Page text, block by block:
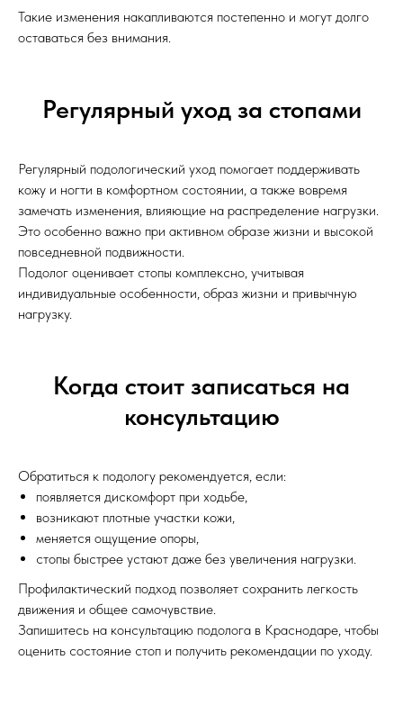
Такие изменения накапливаются постепенно и могут долго
оставаться без внимания.
Регулярный уход за стопами
Регулярный подологический уход помогает поддерживать
кожу и ногти в комфортном состоянии, а также вовремя
замечать изменения, влияющие на распределение нагрузки.
Это особенно важно при активном образе жизни и высокой
повседневной подвижности.
Подолог оценивает стопы комплексно, учитывая
индивидуальные особенности, образ жизни и привычную
нагрузку.
Когда стоит записаться на
консультацию
Обратиться к подологу рекомендуется, если:
появляется дискомфорт при ходьбе,
возникают плотные участки кожи,
меняется ощущение опоры,
стопы быстрее устают даже без увеличения нагрузки.
Профилактический подход позволяет сохранить легкость
движения и общее самочувствие.
Запишитесь на консультацию подолога в Краснодаре, чтобы
оценить состояние стоп и получить рекомендации по уходу.